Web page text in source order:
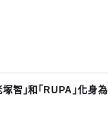
塚智」和「RUPA」化身為